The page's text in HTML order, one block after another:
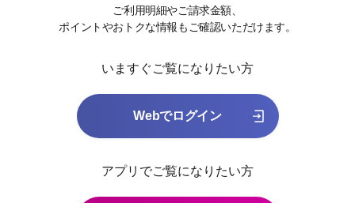
ご利用明細やご請求金額、
ポイントやおトクな情報もご確認いただけます。
いますぐご覧になりたい方
Webでログイン
アプリでご覧になりたい方